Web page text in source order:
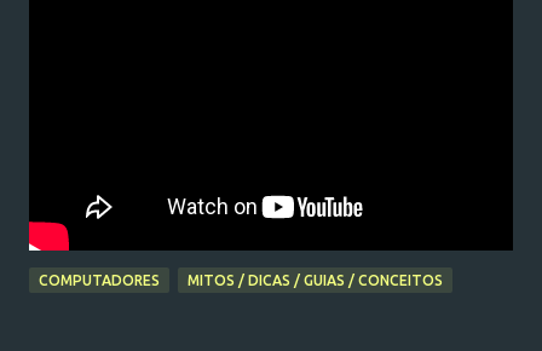
COMPUTADORES MITOS / DICAS / GUIAS / CONCEITOS